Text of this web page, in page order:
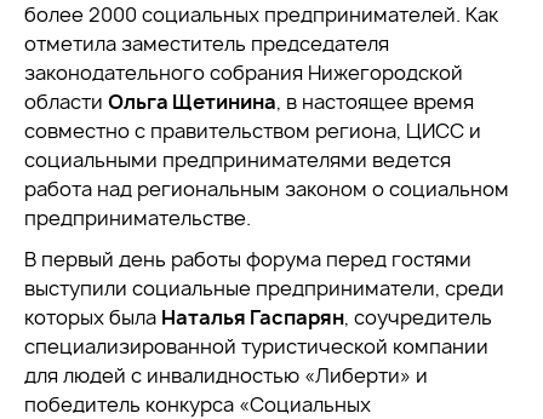
более 2000 социальных предпринимателей. Как
отметила заместитель председателя
законодательного собрания Нижегородской
области Ольга Щетинина, в настоящее время
совместно с правительством региона, ЦИСС и
социальными предпринимателями ведется
работа над региональным законом о социальном
предпринимательстве.
В первый день работы форума перед гостями
выступили социальные предприниматели, среди
которых была Наталья Гаспарян, соучредитель
специализированной туристической компании
для людей с инвалидностью «Либерти» и
победитель конкурса «Социальных